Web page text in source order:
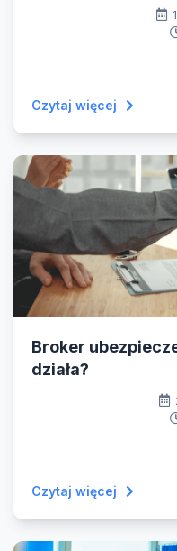
Czytaj więcej
Broker
działa?
Czytaj więcej